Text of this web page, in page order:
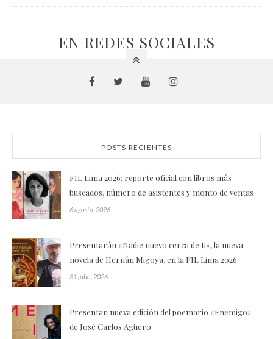
EN REDES SOCIALES
POSTS RECIENTES
FIL Lima 2026: reporte oficial con libros más
buscados, número de asistentes y monto de ventas
6 agosto, 2026
Presentarán «Nadie nuevo cerca de ti», la nueva
novela de Hernán Migoya, en la FIL Lima 2026
31 julio, 2026
Presentan nueva edición del poemario «Enemigo»
de José Carlos Agüero